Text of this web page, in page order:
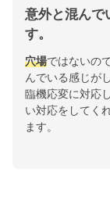
意外と混んで
す。
穴場ではないの
んでいる感じが
臨機応変に対応
い対応をしてく
ます。